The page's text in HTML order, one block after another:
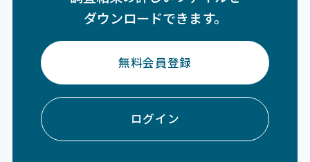
ダウンロードできます。
無料会員登録
ログイン